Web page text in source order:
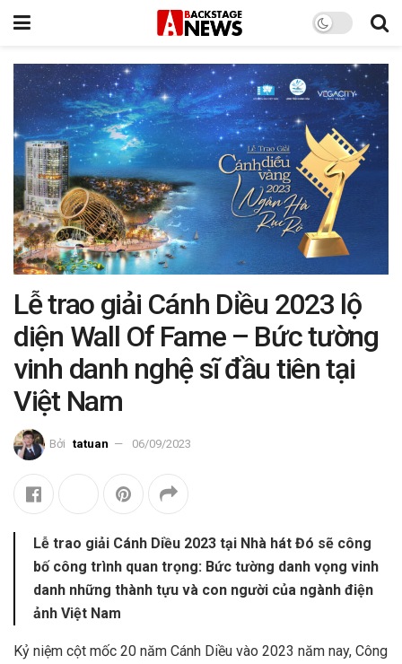
Lễ trao giải Cánh Diều 2023 lộ
diện Wall Of Fame – Bức tường
vinh danh nghệ sĩ đầu tiên tại
Việt Nam
Bởi tatuan 06/09/2023
Lễ trao giải Cánh Diều 2023 tại Nhà hát Đó sẽ công
bố công trình quan trọng: Bức tường danh vọng vinh
danh những thành tựu và con người của ngành điện
ảnh Việt Nam
Kỷ niệm cột mốc 20 năm Cánh Diều vào 2023 năm nay, Công